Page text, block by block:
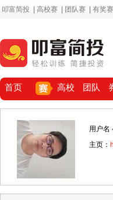
叩富简投 高校赛 团队赛 有奖赛
首页 高校 团队
用户名
主页：